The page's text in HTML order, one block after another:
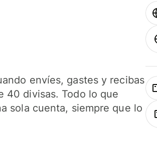
envíes, gastes y recibas
40 divisas. Todo lo que
sola cuenta, siempre que lo